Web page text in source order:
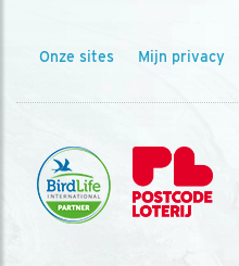
Onze sites Mijn privacy